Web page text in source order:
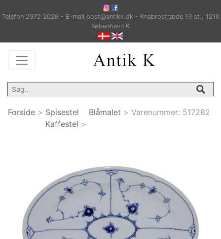
Telefon 2972 2028 - E-mail post@antikk.dk - Knabrostræde 13 st., 1210
København K
Forside > Spisestel
Kaffestel >
Blåmalet > Varenummer: 517282